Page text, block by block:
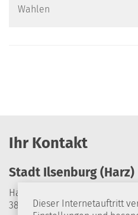
Dieser Internetauftritt
Wahlen
Ihr Kontakt
Stadt Ilsenburg (Harz)
Harzburger Straße 24
38871 Ilsenburg (Harz)